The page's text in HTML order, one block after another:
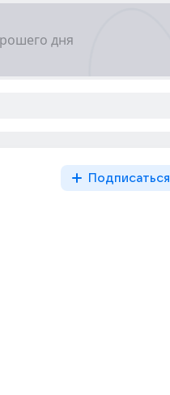
Подписаться